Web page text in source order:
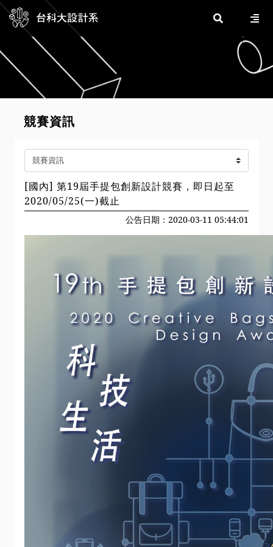
競賽資訊
[國內] 第19屆手提包創新設計競賽，即日起至
2020/05/25(一)截止
公告日期：2020-03-11 05:44:01